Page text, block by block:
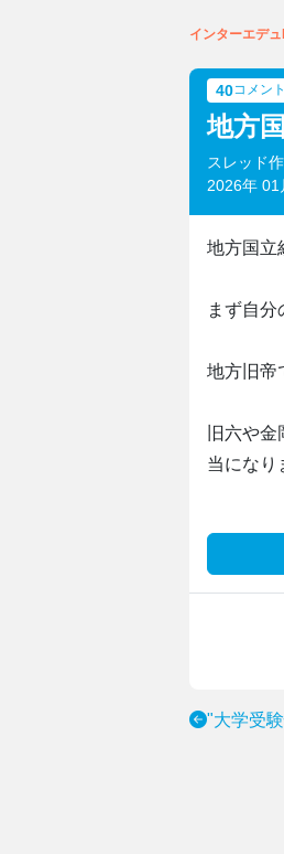
インターエデ
40コメント
地方
スレッド
2026年
地方国立
まず自分
地方旧帝
旧六や
当になり
"大学受